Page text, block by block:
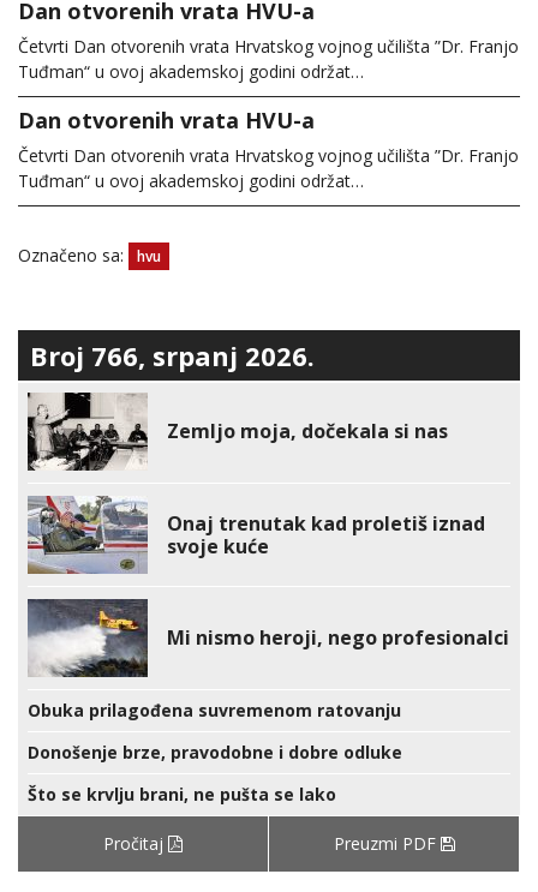
Dan otvorenih vrata HVU-a
Četvrti Dan otvorenih vrata Hrvatskog vojnog učilišta ”Dr. Franjo
Tuđman“ u ovoj akademskoj godini održat…
Dan otvorenih vrata HVU-a
Četvrti Dan otvorenih vrata Hrvatskog vojnog učilišta ”Dr. Franjo
Tuđman“ u ovoj akademskoj godini održat…
Označeno sa: hvu
Broj 766, srpanj 2026.
Zemljo moja, dočekala si nas
Onaj trenutak kad proletiš iznad
svoje kuće
Mi nismo heroji, nego profesionalci
Obuka prilagođena suvremenom ratovanju
Donošenje brze, pravodobne i dobre odluke
Što se krvlju brani, ne pušta se lako
Pročitaj Preuzmi PDF